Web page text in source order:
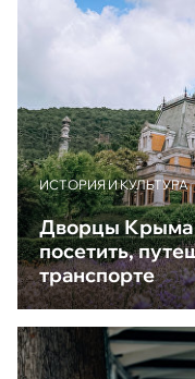
ИСТОРИЯ И КУЛЬТУРА
Дворцы Крыма
посетить,
транспорте